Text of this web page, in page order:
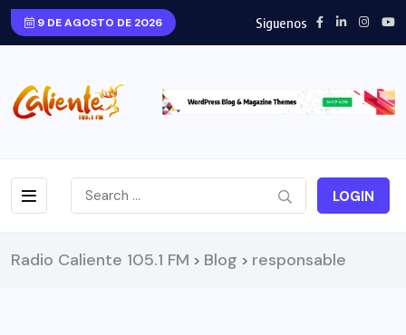
9 DE AGOSTO DE 2026 Siguenos
LOGIN
Radio Caliente 105.1 FM > Blog > responsable